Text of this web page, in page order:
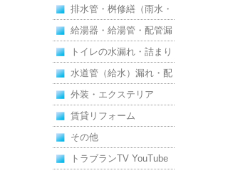
排水管・桝修繕（雨水・
汚水）
給湯器・給湯管・配管漏
れ
トイレの水漏れ・詰まり
水道管（給水）漏れ・配
管
外装・エクステリア
賃貸リフォーム
その他
トラブランTV YouTube